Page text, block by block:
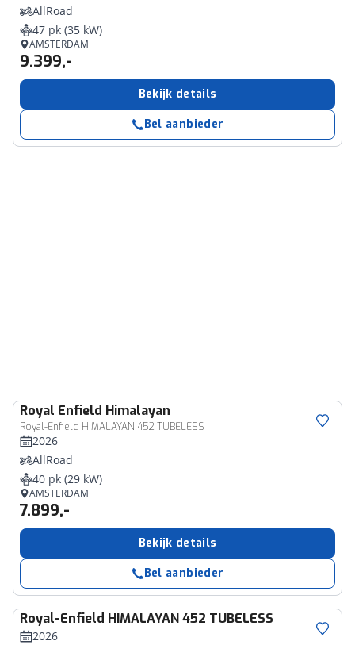
AllRoad
47 pk (35 kW)
AMSTERDAM
9.399,-
Bekijk details
Bel aanbieder
Royal Enfield Himalayan
Royal-Enfield HIMALAYAN 452 TUBELESS
2026
AllRoad
40 pk (29 kW)
AMSTERDAM
7.899,-
Bekijk details
Bel aanbieder
Royal-Enfield HIMALAYAN 452 TUBELESS
2026